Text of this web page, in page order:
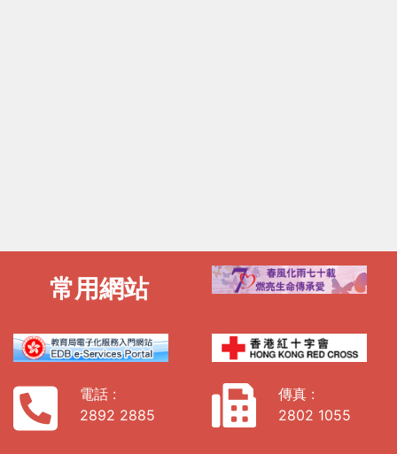
常用網站
電話 :
2892 2885
傳真 :
2802 1055